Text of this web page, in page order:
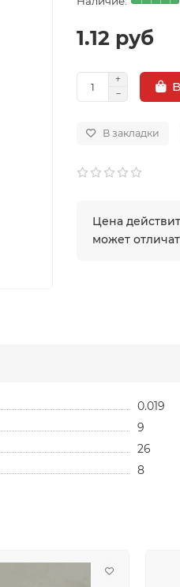
1.12 руб
В закладки
Цена
может
0.019
9
26
8